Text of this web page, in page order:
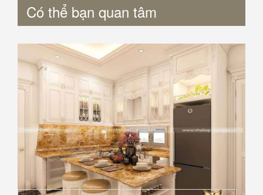
Có thể bạn quan tâm